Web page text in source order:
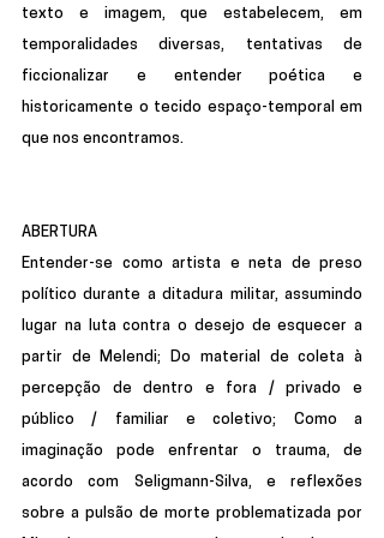
texto e imagem, que estabelecem, em
temporalidades diversas, tentativas de
ficcionalizar e entender poética e
historicamente o tecido espaço-temporal em
que nos encontramos.
ABERTURA
Entender-se como artista e neta de preso
político durante a ditadura militar, assumindo
lugar na luta contra o desejo de esquecer a
partir de Melendi; Do material de coleta à
percepção de dentro e fora / privado e
público / familiar e coletivo; Como a
imaginação pode enfrentar o trauma, de
acordo com Seligmann-Silva, e reflexões
sobre a pulsão de morte problematizada por